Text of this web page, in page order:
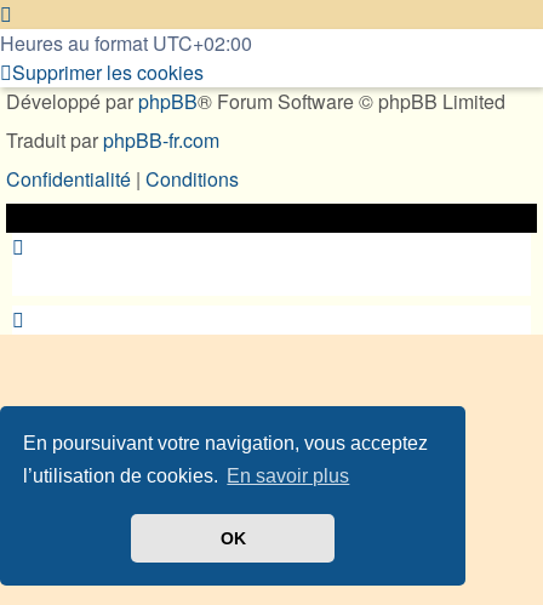
En poursuivant votre navigation, vous acceptez
l’utilisation de cookies. En savoir plus
OK
Heures au format UTC+02:00
Supprimer les cookies
Développé parphpBB® Forum Software © phpBB Limited
Traduit parphpBB-fr.com
Confidentialité | Conditions